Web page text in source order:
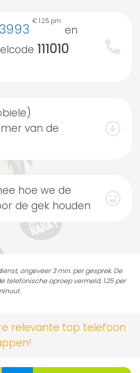
€ 1.25 pm
en
111010
van de
hoe we de
de gek houden
ongeveer 3 min. per gesprek. De
telefonische oproep vermeld, 1.25 per
relevante top telefoon